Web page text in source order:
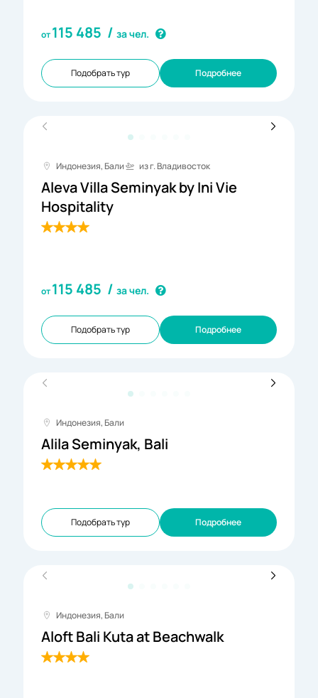
от115 485 / за чел.
Подобрать тур Подробнее
Индонезия, Бали из г. Владивосток
Aleva Villa Seminyak by Ini Vie
Hospitality
от115 485 / за чел.
Подобрать тур Подробнее
Индонезия, Бали
Alila Seminyak, Bali
Подобрать тур Подробнее
Индонезия, Бали
Aloft Bali Kuta at Beachwalk